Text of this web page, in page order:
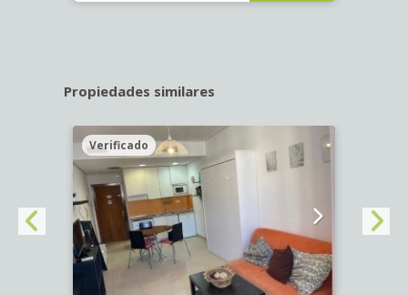
Propiedades similares
Verificado